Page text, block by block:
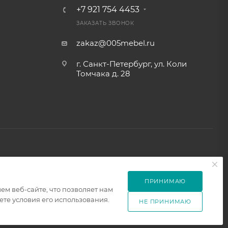
+7 921 754 4453
ЗАКАЗАТЬ ЗВОНОК
zakaz@005mebel.ru
г. Санкт-Петербург, ул. Коли
Томчака д. 28
веб-сайте, что позволяет нам
условия его использования.
ПРИНИМАЮ
НЕ ПРИНИМАЮ